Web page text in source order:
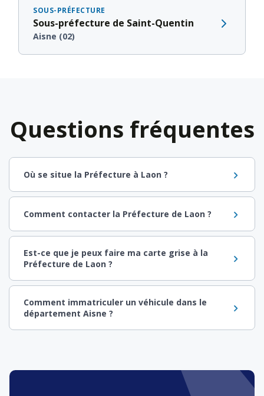
SOUS-PRÉFECTURE
Sous-préfecture de Saint-Quentin
Aisne (02)
Questions fréquentes
Où se situe la Préfecture à Laon ?
Comment contacter la Préfecture de Laon ?
Est-ce que je peux faire ma carte grise à la
Préfecture de Laon ?
Comment immatriculer un véhicule dans le
département Aisne ?